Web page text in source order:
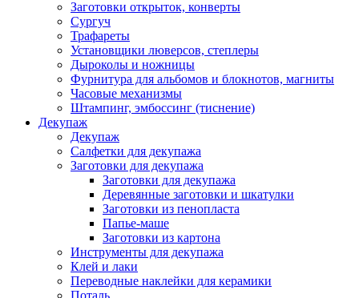
Заготовки открыток, конверты
Сургуч
Трафареты
Установщики люверсов, степлеры
Дыроколы и ножницы
Фурнитура для альбомов и блокнотов, магниты
Часовые механизмы
Штампинг, эмбоссинг (тиснение)
Декупаж
Декупаж
Салфетки для декупажа
Заготовки для декупажа
Заготовки для декупажа
Деревянные заготовки и шкатулки
Заготовки из пенопласта
Папье-маше
Заготовки из картона
Инструменты для декупажа
Клей и лаки
Переводные наклейки для керамики
Поталь